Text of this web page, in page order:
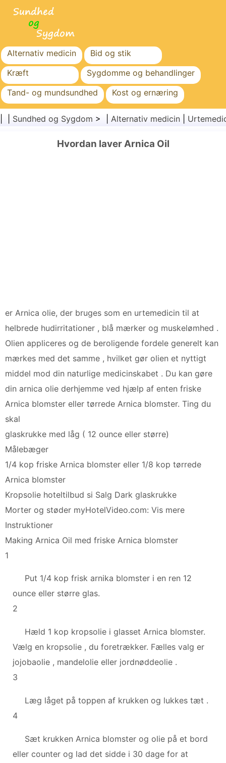
Alternativ medicin
Bid og stik
Kræft
Sygdomme og behandlinger
Tand- og mundsundhed
Kost og ernæring
Familiesundhed
Sundhedssektoren
Sundhed og Sygdom > | Alternativ medicin
Hvordan laver Arnica Oil
er Arnica olie, der bruges som en urtemedicin til at
helbrede hudirritationer , blå mærker og muskelømhed .
Olien appliceres og de ​​beroligende fordele generelt kan
mærkes med det samme , hvilket gør olien et nyttigt
middel mod din naturlige medicinskabet . Du kan gøre
din arnica olie derhjemme ved hjælp af enten friske
Arnica blomster eller tørrede Arnica blomster. Ting du
skal
glaskrukke med låg ( 12 ounce eller større)
Målebæger
1/4 kop friske Arnica blomster eller 1/8 kop tørrede
Arnica blomster
Kropsolie hoteltilbud si Salg Dark glaskrukke
Morter og støder myHotelVideo.com: Vis mere
Instruktioner
Making Arnica Oil med friske Arnica blomster
1
Put 1/4 kop frisk arnika blomster i en ren 12
ounce eller større glas.
2
Hæld 1 kop kropsolie i glasset Arnica blomster.
Vælg en kropsolie , du foretrækker. Fælles valg er
jojobaolie , mandelolie eller jordnøddeolie .
3
Læg låget på toppen af ​​krukken og lukkes tæt .
4
Sæt krukken Arnica blomster og olie på et bord
eller counter og lad det sidde i 30 dage for at